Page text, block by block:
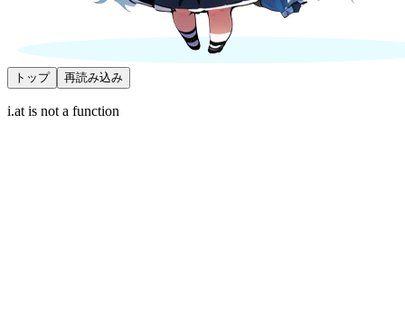
トップ 再読み込み
i.at is not a function